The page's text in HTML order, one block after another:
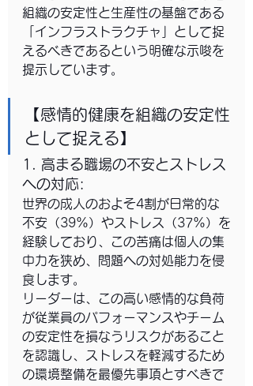
組織の安定性と生産性の基盤である
「インフラストラクチャ」として捉
えるべきであるという明確な示唆を
提示しています。
【感情的健康を組織の安定性
として捉える】
1. 高まる職場の不安とストレス
への対応:
世界の成人のおよそ4割が日常的な
不安（39%）やストレス（37%）を
経験しており、この苦痛は個人の集
中力を狭め、問題への対処能力を侵
食します。
リーダーは、この高い感情的な負荷
が従業員のパフォーマンスやチーム
の安定性を損なうリスクがあること
を認識し、ストレスを軽減するため
の環境整備を最優先事項とすべきで